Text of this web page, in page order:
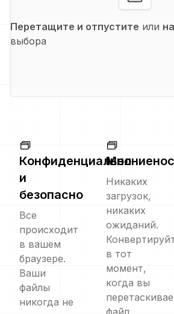
Перетащите и отпустите или
выбора
Конфиденциально
и
безопасно
Все
происходит
в вашем
браузере.
Ваши
файлы
никогда не
Никаких
загрузок,
никаких
ожиданий.
в тот
момент,
когда вы
файл.